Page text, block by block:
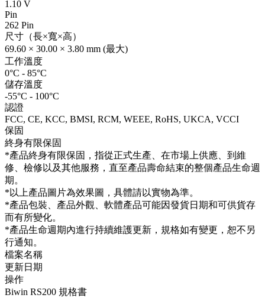
1.10 V
Pin
262 Pin
尺寸（長×寬×高）
69.60 × 30.00 × 3.80 mm (最大)
工作溫度
0°C - 85°C
儲存溫度
-55°C - 100°C
認證
FCC, CE, KCC, BMSI, RCM, WEEE, RoHS, UKCA, VCCI
保固
終身有限保固
*產品終身有限保固，指從正式生產、在市場上供應、到維
修、檢修以及其他服務，直至產品壽命結束的整個產品生命週
期。
*以上產品圖片為效果圖，具體請以實物為準。
*產品包裝、產品外觀、軟體產品可能因發貨日期和可供貨存
而有所變化。
*產品生命週期內進行持續維護更新，規格如有變更，恕不另
行通知。
檔案名稱
更新日期
操作
Biwin RS200 規格書